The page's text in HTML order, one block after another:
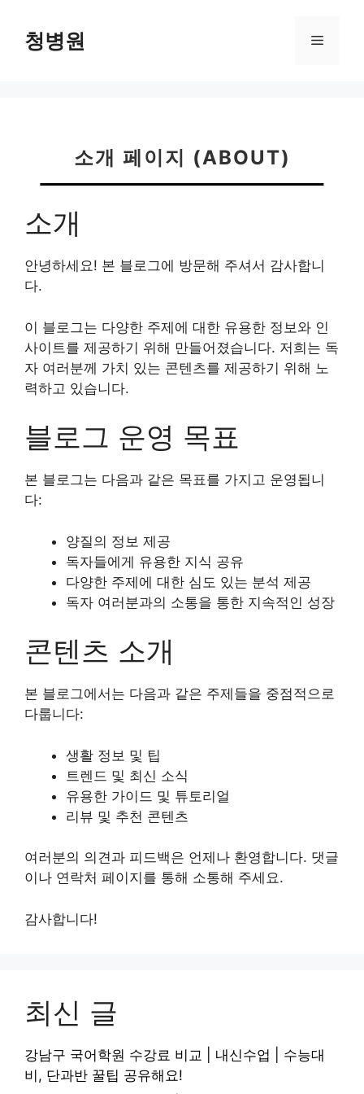
청병원 메
소개 페이지 (ABOUT)
소개
안녕하세요! 본 블로그에 방문해 주셔서 감사합니
다.
이 블로그는 다양한 주제에 대한 유용한 정보와 인
사이트를 제공하기 위해 만들어졌습니다. 저희는 독
자 여러분께 가치 있는 콘텐츠를 제공하기 위해 노
력하고 있습니다.
블로그 운영 목표
본 블로그는 다음과 같은 목표를 가지고 운영됩니
다:
양질의 정보 제공
독자들에게 유용한 지식 공유
다양한 주제에 대한 심도 있는 분석 제공
독자 여러분과의 소통을 통한 지속적인 성장
콘텐츠 소개
본 블로그에서는 다음과 같은 주제들을 중점적으로
다룹니다:
생활 정보 및 팁
트렌드 및 최신 소식
유용한 가이드 및 튜토리얼
리뷰 및 추천 콘텐츠
여러분의 의견과 피드백은 언제나 환영합니다. 댓글
이나 연락처 페이지를 통해 소통해 주세요.
감사합니다!
최신 글
강남구 국어학원 수강료 비교 | 내신수업 | 수능대
비, 단과반 꿀팁 공유해요!